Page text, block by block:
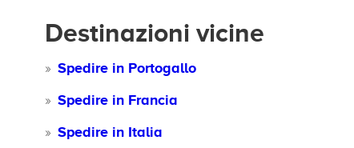
Destinazioni vicine
Spedire in Portogallo
Spedire in Francia
Spedire in Italia